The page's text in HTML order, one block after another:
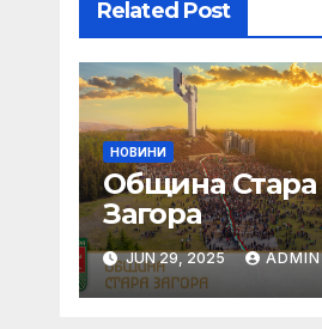
Related Post
НОВИНИ
Община Стара
Загора
JUN 29, 2025 ADMIN